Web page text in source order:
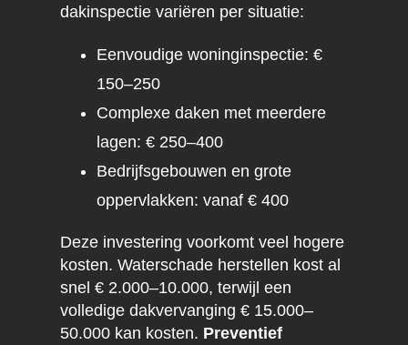
dakinspectie variëren per situatie:
Eenvoudige woninginspectie: €
150–250
Complexe daken met meerdere
lagen: € 250–400
Bedrijfsgebouwen en grote
oppervlakken: vanaf € 400
Deze investering voorkomt veel hogere
kosten. Waterschade herstellen kost al
snel € 2.000–10.000, terwijl een
volledige dakvervanging € 15.000–
50.000 kan kosten. Preventief